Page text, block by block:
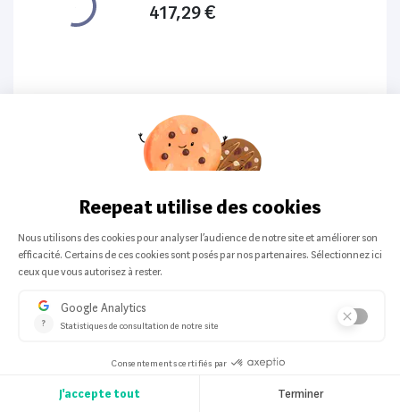
417,29 €
Apple- Tout en un
Apple MacBook Air 13” (2019) 128Go
261,63 €
Top Produit
bureautique
Lenovo ThinkPad P52